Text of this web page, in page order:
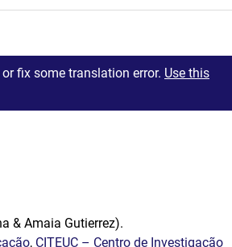
fix some translation error. Use this
& Amaia Gutierrez).
, CITEUC – Centro de Investigação